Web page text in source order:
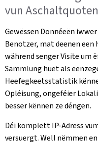
vun Aschaltquoten
Gewëssen Donnéeën
Benotzer, mat deenen
während senger Visite um
Sammlung huet als
Heefegkeetsstatistik
Opléisung, ongeféier
besser kënnen ze déngen.
Déi komplett IP-Adress
versuergt. Well nëmmen